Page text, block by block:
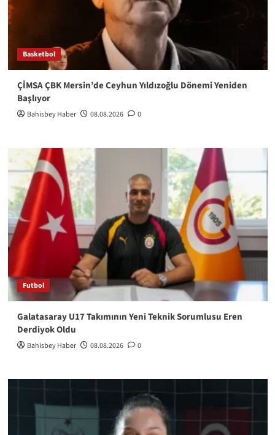
Basketbol
ÇİMSA ÇBK Mersin’de Ceyhun Yıldızoğlu Dönemi Yeniden
Başlıyor
Bahisbey Haber 08.08.2026 0
Futbol
Galatasaray U17 Takımının Yeni Teknik Sorumlusu Eren
Derdiyok Oldu
Bahisbey Haber 08.08.2026 0